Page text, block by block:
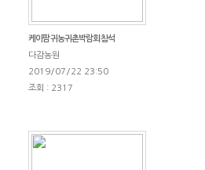
케이팜 귀농귀촌박람회 참석
다감농원
2019/07/22 23:50
조회 : 2317